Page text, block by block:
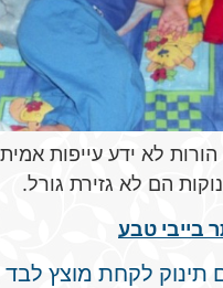
לא ידע עייפות
הם לא גזירת גורל.
בייבי טבע
תינוק לקחת מוצץ לבד